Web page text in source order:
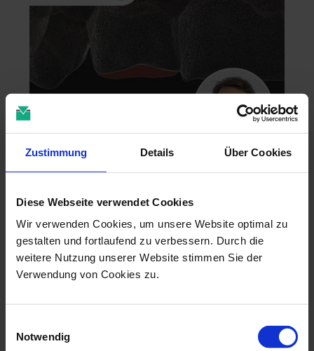
Zustimmung Details Über Cookies
Diese Webseite verwendet Cookies
Wir verwenden Cookies, um unsere Website optimal zu
gestalten und fortlaufend zu verbessern. Durch die
weitere Nutzung unserer Website stimmen Sie der
Verwendung von Cookies zu.
Notwendig
Zahntechnik im 4D-Zeitalter
online
Dr. Christian Leonhardt